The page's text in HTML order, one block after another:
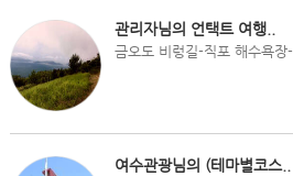
관리자님의 언택트 여행..
금오도 비렁길-직포 해수욕장-
여수관광님의 (테마별코스..